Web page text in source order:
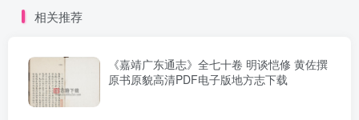
相关推荐
《嘉靖广东通志》全七十卷 明谈恺修 黄佐撰
原书原貌高清PDF电子版地方志下载